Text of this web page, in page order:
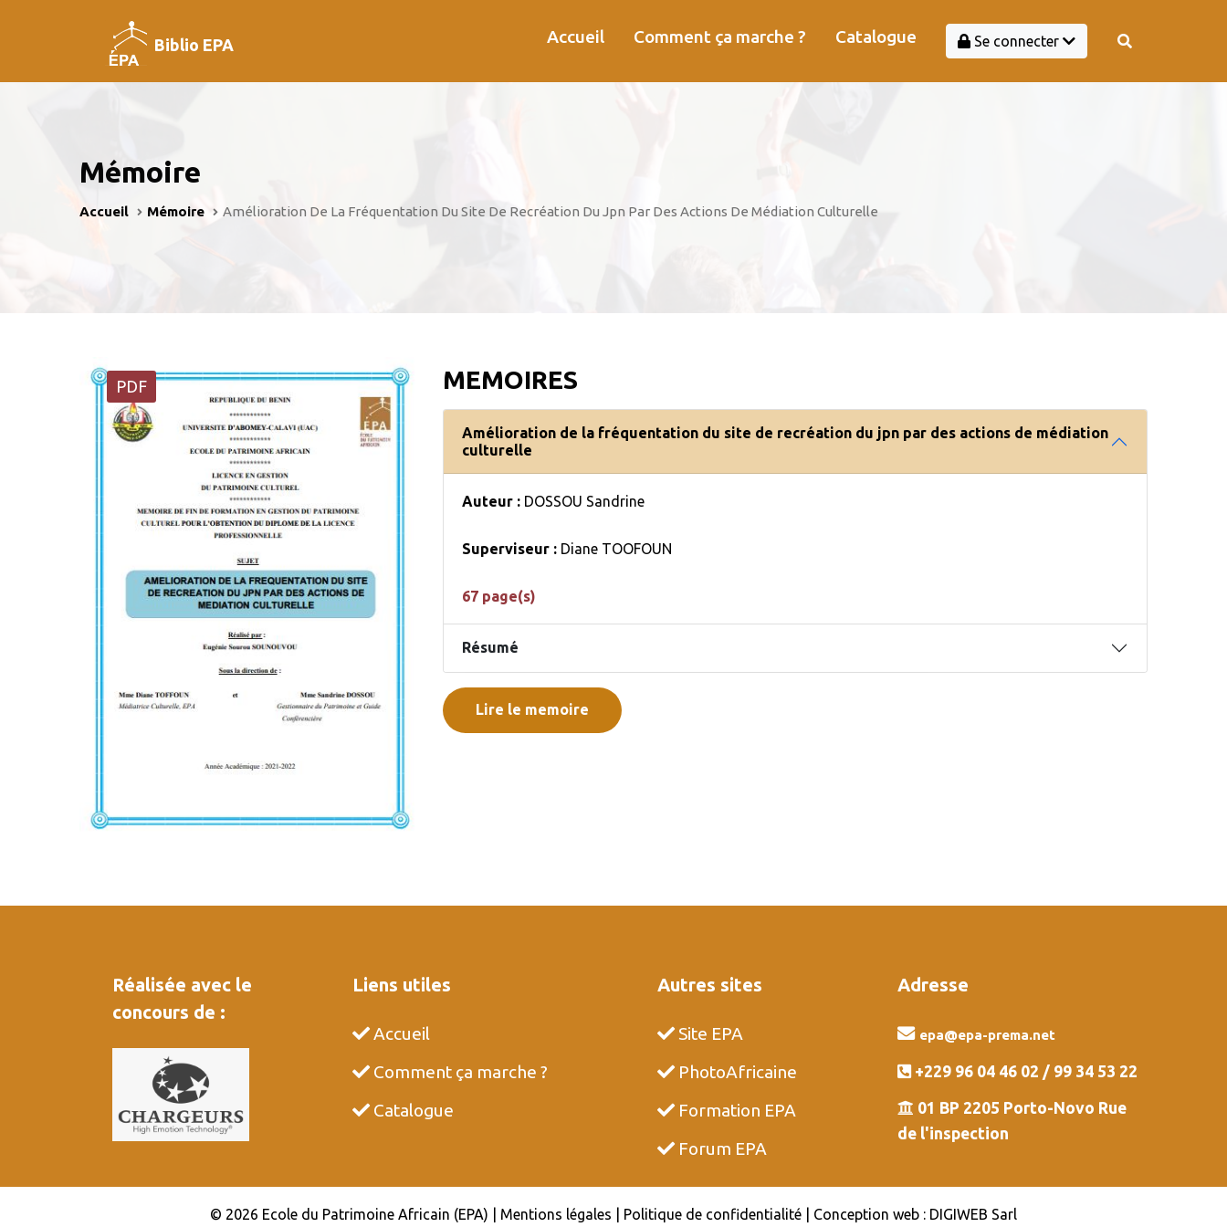
Biblio EPA Accueil Comment ça marche ? Catalogue Se connecter
Mémoire
Accueil Mémoire Amélioration De La Fréquentation Du Site De Recréation Du Jpn Par Des Actions De Médiation Culturelle
PDF MEMOIRES
Amélioration de la fréquentation du site de recréation du jpn par des actions de médiation
culturelle
Auteur : DOSSOU Sandrine
Superviseur : Diane TOOFOUN
67 page(s)
Résumé
Lire le memoire
Réalisée avec le
concours de :
Liens utiles
Accueil
Comment ça marche ?
Catalogue
Autres sites
Site EPA
PhotoAfricaine
Formation EPA
Forum EPA
Adresse
epa@epa-prema.net
+229 96 04 46 02 / 99 34 53 22
01 BP 2205 Porto-Novo Rue
de l'inspection
© 2026 Ecole du Patrimoine Africain (EPA) | Mentions légales | Politique de confidentialité | Conception web : DIGIWEB Sarl